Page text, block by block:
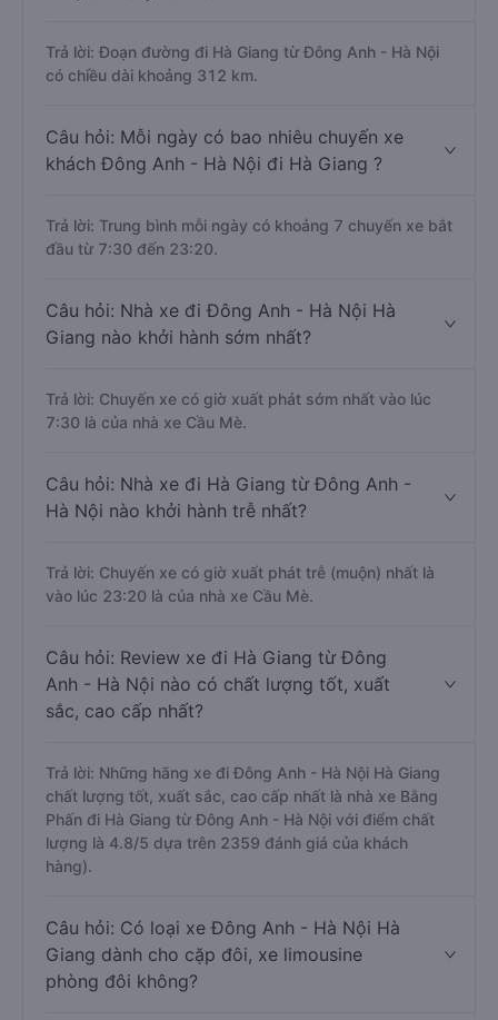
Trả lời: Đoạn đường đi Hà Giang từ Đông Anh - Hà Nội
có chiều dài khoảng 312 km.
Câu hỏi: Mỗi ngày có bao nhiêu chuyến xe
khách Đông Anh - Hà Nội đi Hà Giang ?
Trả lời: Trung bình mỗi ngày có khoảng 7 chuyến xe bắt
đầu từ 7:30 đến 23:20.
Câu hỏi: Nhà xe đi Đông Anh - Hà Nội Hà
Giang nào khởi hành sớm nhất?
Trả lời: Chuyến xe có giờ xuất phát sớm nhất vào lúc
7:30 là của nhà xe Cầu Mè.
Câu hỏi: Nhà xe đi Hà Giang từ Đông Anh -
Hà Nội nào khởi hành trễ nhất?
Trả lời: Chuyến xe có giờ xuất phát trễ (muộn) nhất là
vào lúc 23:20 là của nhà xe Cầu Mè.
Câu hỏi: Review xe đi Hà Giang từ Đông
Anh - Hà Nội nào có chất lượng tốt, xuất
sắc, cao cấp nhất?
Trả lời: Những hãng xe đi Đông Anh - Hà Nội Hà Giang
chất lượng tốt, xuất sắc, cao cấp nhất là nhà xe Bằng
Phấn đi Hà Giang từ Đông Anh - Hà Nội với điểm chất
lượng là 4.8/5 dựa trên 2359 đánh giá của khách
hàng).
Câu hỏi: Có loại xe Đông Anh - Hà Nội Hà
Giang dành cho cặp đôi, xe limousine
phòng đôi không?